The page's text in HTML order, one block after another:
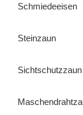
Schmiedeeisen
Steinzaun
Sichtschutzzaun